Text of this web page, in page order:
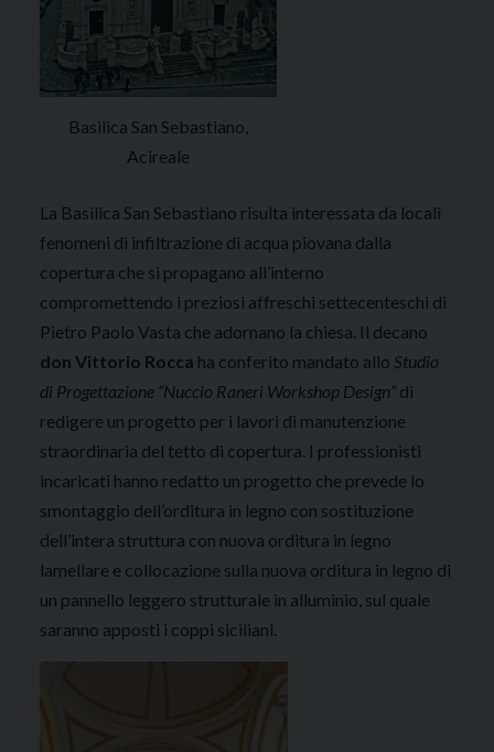
Basilica San Sebastiano,
Acireale
La Basilica San Sebastiano risulta interessata da locali
fenomeni di infiltrazione di acqua piovana dalla
copertura che si propagano all’interno
compromettendo i preziosi affreschi settecenteschi di
Pietro Paolo Vasta che adornano la chiesa. Il decano
don Vittorio Rocca ha conferito mandato allo Studio
di Progettazione “Nuccio Raneri Workshop Design” di
redigere un progetto per i lavori di manutenzione
straordinaria del tetto di copertura. I professionisti
incaricati hanno redatto un progetto che prevede lo
smontaggio dell’orditura in legno con sostituzione
dell’intera struttura con nuova orditura in legno
lamellare e collocazione sulla nuova orditura in legno di
un pannello leggero strutturale in alluminio, sul quale
saranno apposti i coppi siciliani.